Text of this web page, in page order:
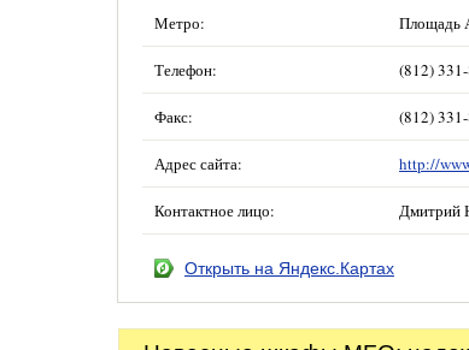
Метро: Площадь
Телефон: (812)
Факс: (812)
Адрес сайта: http://
Контактное лицо: Дмитрий
Открыть на Яндекс.Картах